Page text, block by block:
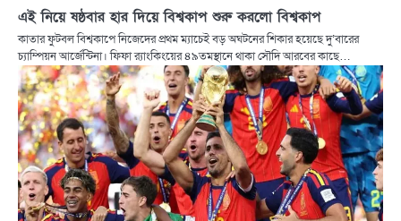
এই নিয়ে ষষ্ঠবার হার দিয়ে বিশ্বকাপ শুরু করলো বিশ্বকাপ
কাতার ফুটবল বিশ্বকাপে নিজেদের প্রথম ম্যাচেই বড় অঘটনের শিকার হয়েছে দু’বারের
চ্যাম্পিয়ন আর্জেন্টিনা। ফিফা র‌্যাংকিংয়ের ৪৯তমস্থানে থাকা সৌদি আরবের কাছে…